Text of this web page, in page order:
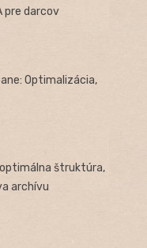
pre darcov
Optimalizácia,
štruktúra,
archívu